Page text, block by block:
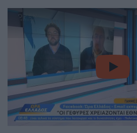
video